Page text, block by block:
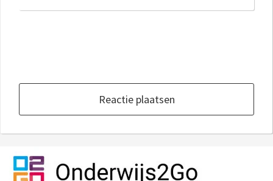
Reactie plaatsen